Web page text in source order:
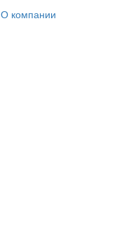
О компании